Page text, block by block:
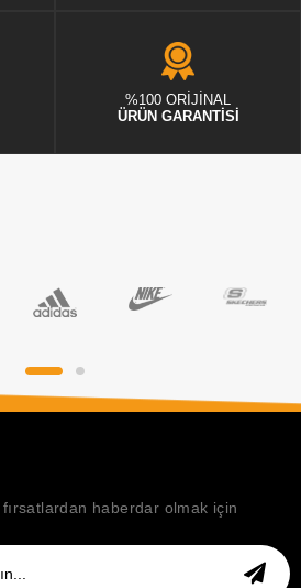
%100 ORİJİNAL
ÜRÜN GARANTİSİ
fırsatlardan haberdar olmak için